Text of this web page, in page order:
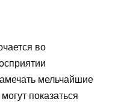
во
мельчайшие
показаться